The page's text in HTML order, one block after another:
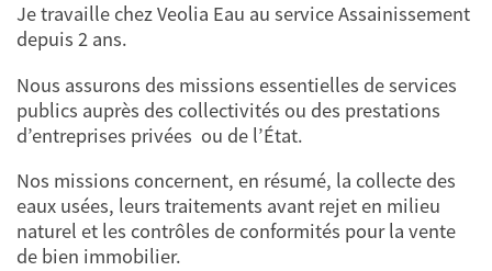
Je travaille chez Veolia Eau au service Assainissement
depuis 2 ans.
Nous assurons des missions essentielles de services
publics auprès des collectivités ou des prestations
d’entreprises privées ou de l’État.
Nos missions concernent, en résumé, la collecte des
eaux usées, leurs traitements avant rejet en milieu
naturel et les contrôles de conformités pour la vente
de bien immobilier.